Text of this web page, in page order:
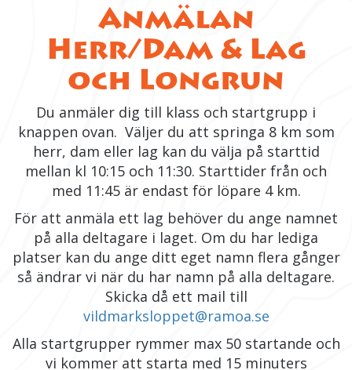
Anmälan
Herr/Dam & Lag
och Longrun
Du anmäler dig till klass och startgrupp i
knappen ovan. Väljer du att springa 8 km som
herr, dam eller lag kan du välja på starttid
mellan kl 10:15 och 11:30. Starttider från och
med 11:45 är endast för löpare 4 km.
För att anmäla ett lag behöver du ange namnet
på alla deltagare i laget. Om du har lediga
platser kan du ange ditt eget namn flera gånger
så ändrar vi när du har namn på alla deltagare.
Skicka då ett mail till
vildmarksloppet@ramoa.se
Alla startgrupper rymmer max 50 startande och
vi kommer att starta med 15 minuters